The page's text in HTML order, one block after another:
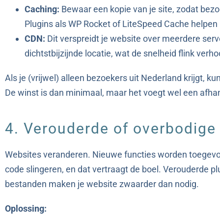
Caching: Bewaar een kopie van je site, zodat
Plugins als WP Rocket of LiteSpeed Cache
CDN: Dit verspreidt je website over meerdere
dichtstbijzijnde locatie, wat de snelheid flink
Als je (vrijwel) alleen bezoekers uit Nederland krijgt,
De winst is dan minimaal, maar het voegt wel een
4. Verouderde of
Websites veranderen. Nieuwe functies worden
code slingeren, en dat vertraagt de boel. Verouderde
bestanden maken je website zwaarder dan nodig.
Oplossing: